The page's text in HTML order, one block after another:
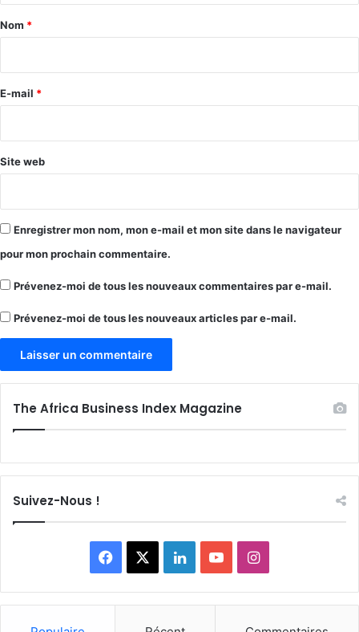
a
e
Nom *
E-mail *
Site web
Enregistrer mon nom, mon e-mail et mon site dans le navigateur
pour mon prochain commentaire.
Prévenez-moi de tous les nouveaux commentaires par e-mail.
Prévenez-moi de tous les nouveaux articles par e-mail.
The Africa Business Index Magazine
Suivez-Nous !
Facebook LinkedinYouTubeInstagram